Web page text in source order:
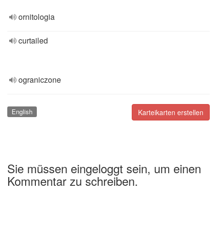
ornitologia
curtailed
ograniczone
Karteikarten erstellen
English
Sie müssen eingeloggt sein, um einen
Kommentar zu schreiben.